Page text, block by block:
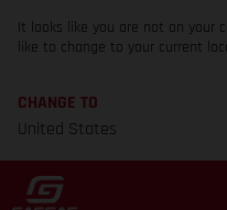
It looks like you are not on your
like to change to your current
CHANGE TO
United States